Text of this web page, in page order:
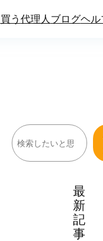
買う 代理人 ブログヘル
検
索
最
新
記
事